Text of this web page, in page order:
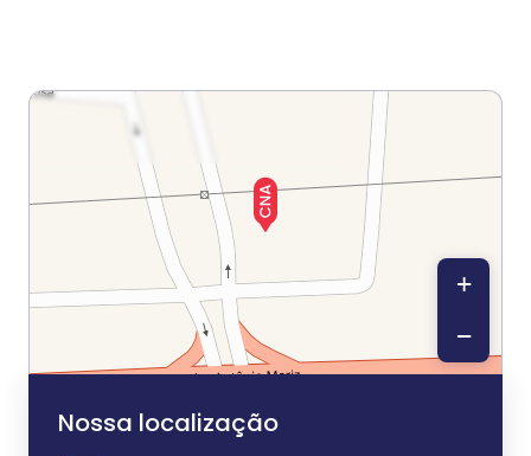
Nossa localização
+
−